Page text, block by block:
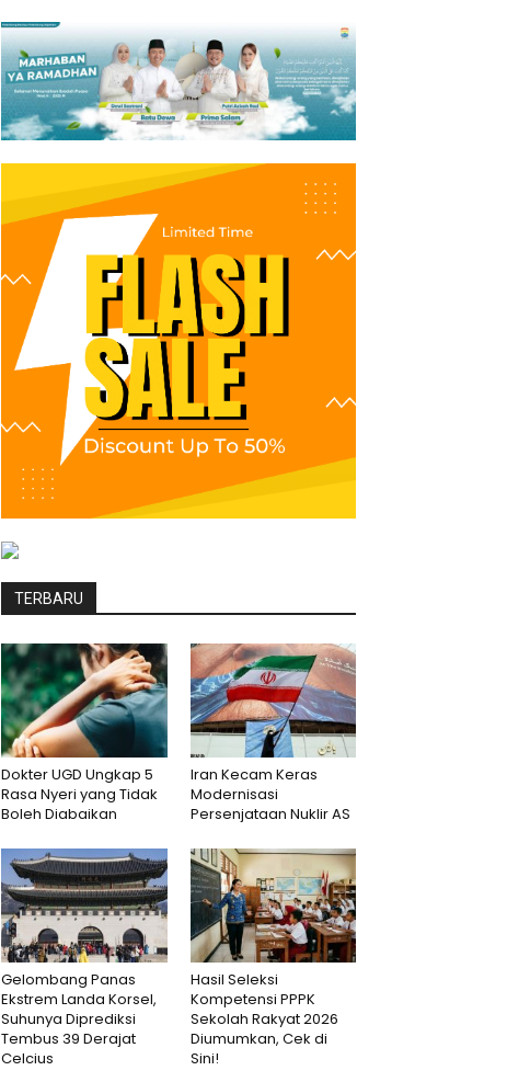
TERBARU
Dokter UGD Ungkap 5
Rasa Nyeri yang Tidak
Boleh Diabaikan
Iran Kecam Keras
Modernisasi
Persenjataan Nuklir AS
Gelombang Panas
Ekstrem Landa Korsel,
Suhunya Diprediksi
Tembus 39 Derajat
Celcius
Hasil Seleksi
Kompetensi PPPK
Sekolah Rakyat 2026
Diumumkan, Cek di
Sini!